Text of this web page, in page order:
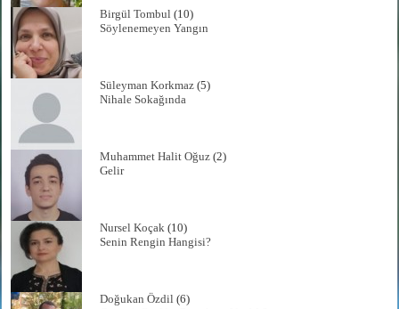
Birgül Tombul (10)
Söylenemeyen Yangın
Süleyman Korkmaz (5)
Nihale Sokağında
Muhammet Halit Oğuz (2)
Gelir
Nursel Koçak (10)
Senin Rengin Hangisi?
Doğukan Özdil (6)